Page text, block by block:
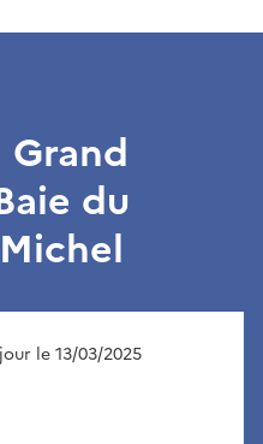
Grand
du
le 13/03/2025